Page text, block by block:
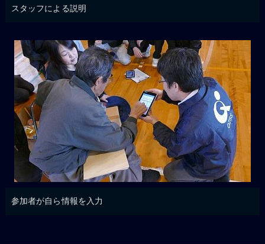
スタッフによる説明
参加者が自ら情報を入力